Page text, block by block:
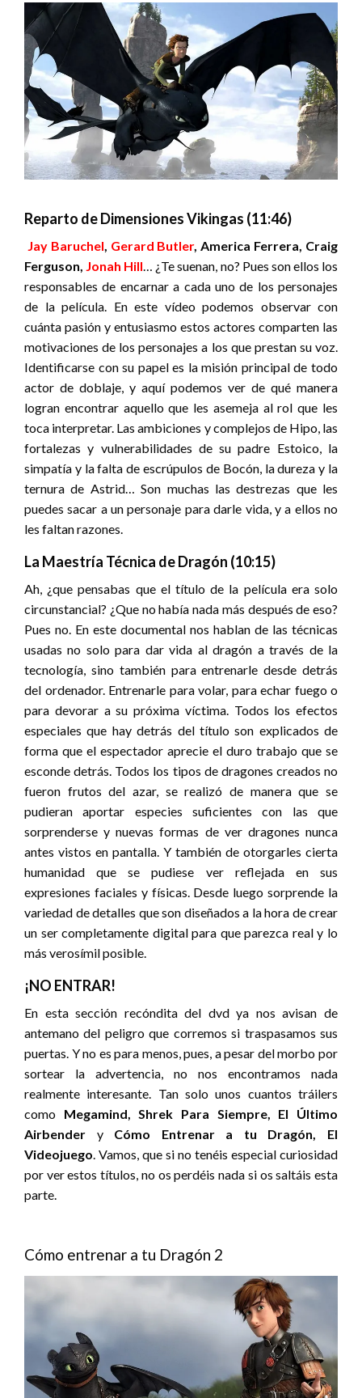
Reparto de Dimensiones Vikingas (11:46)
Jay Baruchel Gerard Butler, America Ferrera, Craig
Ferguson, Jonah Hill … ¿Te suenan, no? Pues son ellos los
responsables de encarnar a cada uno de los personajes
de la película. En este vídeo podemos observar con
cuánta pasión y entusiasmo estos actores comparten las
motivaciones de los personajes a los que prestan su voz.
Identificarse con su papel es la misión principal de todo
actor de doblaje, y aquí podemos ver de qué manera
logran encontrar aquello que les asemeja al rol que les
toca interpretar. Las ambiciones y complejos de Hipo, las
fortalezas y vulnerabilidades de su padre Estoico, la
simpatía y la falta de escrúpulos de Bocón, la dureza y la
ternura de Astrid… Son muchas las destrezas que les
puedes sacar a un personaje para darle vida, y a ellos no
les faltan razones.
La Maestría Técnica de Dragón (10:15)
Ah, ¿que pensabas que el título de la película era solo
circunstancial? ¿Que no había nada más después de eso?
Pues no. En este documental nos hablan de las técnicas
usadas no solo para dar vida al dragón a través de la
tecnología, sino también para entrenarle desde detrás
del ordenador. Entrenarle para volar, para echar fuego o
para devorar a su próxima víctima. Todos los efectos
especiales que hay detrás del título son explicados de
forma que el espectador aprecie el duro trabajo que se
esconde detrás. Todos los tipos de dragones creados no
fueron frutos del azar, se realizó de manera que se
pudieran aportar especies suficientes con las que
sorprenderse y nuevas formas de ver dragones nunca
antes vistos en pantalla. Y también de otorgarles cierta
humanidad que se pudiese ver reflejada en sus
expresiones faciales y físicas. Desde luego sorprende la
variedad de detalles que son diseñados a la hora de crear
un ser completamente digital para que parezca real y lo
más verosímil posible.
¡NO ENTRAR!
En esta sección recóndita del dvd ya nos avisan de
antemano del peligro que corremos si traspasamos sus
puertas. Y no es para menos, pues, a pesar del morbo por
sortear la advertencia, no nos encontramos nada
realmente interesante. Tan solo unos cuantos tráilers
como Megamind, Shrek Para Siempre, El Último
Airbender y Cómo Entrenar a tu Dragón, El
Videojuego . Vamos, que si no tenéis especial curiosidad
por ver estos títulos, no os perdéis nada si os saltáis esta
parte.
Cómo entrenar a tu Dragón 2